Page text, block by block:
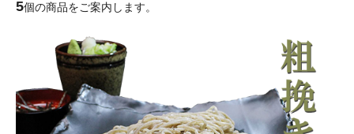
5個の商品をご案内します。